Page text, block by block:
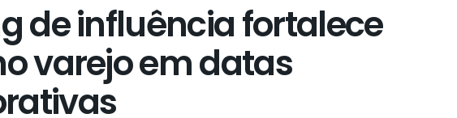
de influência fortalece
varejo em datas